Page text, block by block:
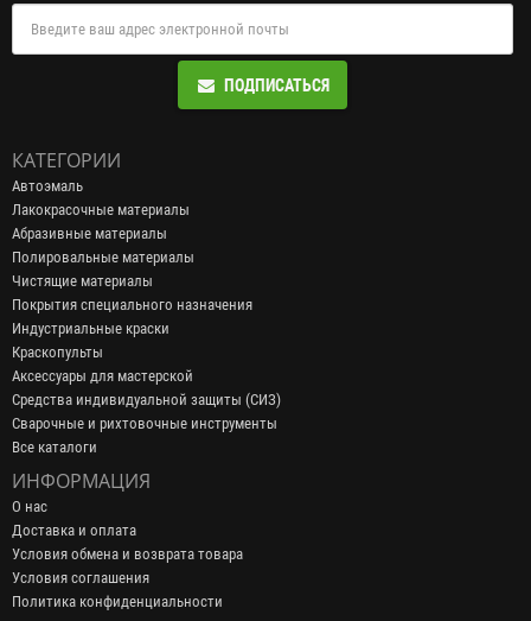
ПОДПИСАТЬСЯ
КАТЕГОРИИ
Автоэмаль
Лакокрасочные материалы
Абразивные материалы
Полировальные материалы
Чистящие материалы
Покрытия специального назначения
Индустриальные краски
Краскопульты
Аксессуары для мастерской
Средства индивидуальной защиты (СИЗ)
Сварочные и рихтовочные инструменты
Все каталоги
ИНФОРМАЦИЯ
О нас
Доставка и оплата
Условия обмена и возврата товара
Условия соглашения
Политика конфиденциальности